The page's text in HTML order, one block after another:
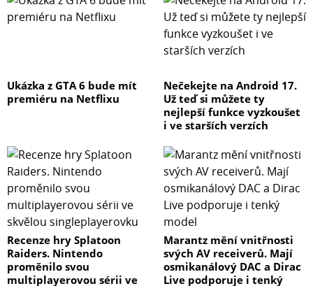
Ukázka z GTA 6 bude mít
premiéru na Netflixu
Nečekejte na Android 17.
Už teď si můžete ty
nejlepší funkce vyzkoušet
i ve starších verzích
Recenze hry Splatoon
Raiders. Nintendo
proměnilo svou
multiplayerovou sérii ve
Marantz mění vnitřnosti
svých AV receiverů. Mají
osmikanálový DAC a Dirac
Live podporuje i tenký